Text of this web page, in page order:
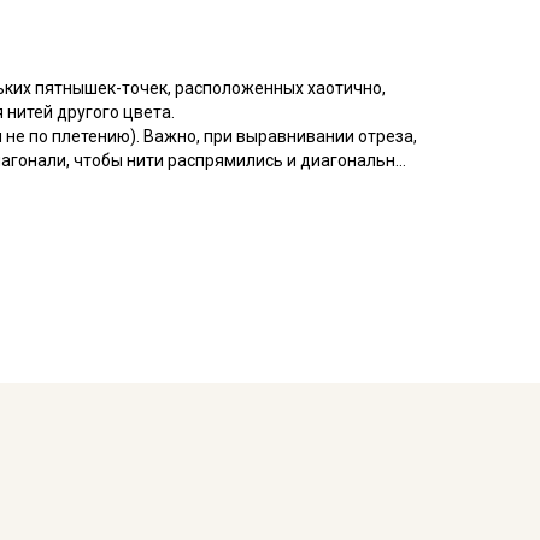
пятнышек-точек, расположенных хаотично,
другого цвета.
по плетению). Важно, при выравнивании отреза,
чтобы нити распрямились и диагональный